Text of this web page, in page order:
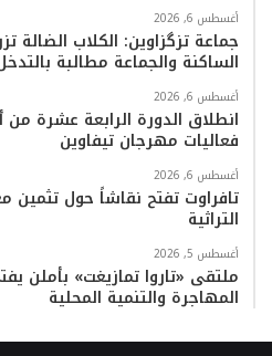
أغسطس 6, 2026
جماعة تزگزاوين: الكلاب الضالة
الساكنة والجماعة مطالبة
أغسطس 6, 2026
انطلاق الدورة الرابعة عشرة من
فعاليات مهرجان تيفاوين
أغسطس 6, 2026
تافراوت تفتح نقاشاً حول تثمين
التراثية
أغسطس 5, 2026
ملتقى «تاروا تمازيغت» بأملن
المهاجرة والتنمية المحلية